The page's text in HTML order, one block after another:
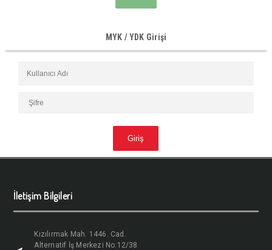
MYK / YDK Girişi
İletişim Bilgileri
Kızılırmak Mah. 1446. Cad.
Alternatif İş Merkezi No:12/38